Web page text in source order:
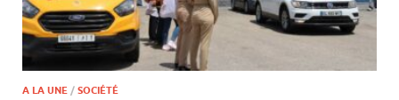
A LA UNE / SOCIÉTÉ